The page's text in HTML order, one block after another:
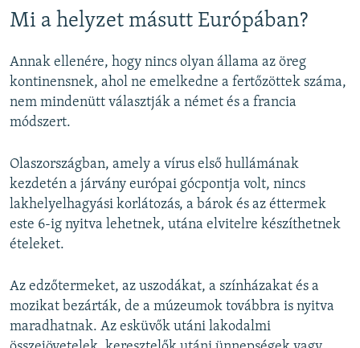
Mi a helyzet másutt Európában?
Annak ellenére, hogy nincs olyan állama az öreg
kontinensnek, ahol ne emelkedne a fertőzöttek száma,
nem mindenütt választják a német és a francia
módszert.
Olaszországban, amely a vírus első hullámának
kezdetén a járvány európai gócpontja volt, nincs
lakhelyelhagyási korlátozás, a bárok és az éttermek
este 6-ig nyitva lehetnek, utána elvitelre készíthetnek
ételeket.
Az edzőtermeket, az uszodákat, a színházakat és a
mozikat bezárták, de a múzeumok továbbra is nyitva
maradhatnak. Az esküvők utáni lakodalmi